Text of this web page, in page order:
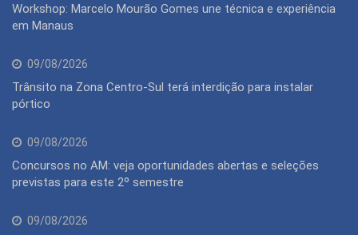
Workshop: Marcelo Mourão Gomes une técnica e experiência
em Manaus
09/08/2026
Trânsito na Zona Centro-Sul terá interdição para instalar
pórtico
09/08/2026
Concursos no AM: veja oportunidades abertas e seleções
previstas para este 2º semestre
09/08/2026